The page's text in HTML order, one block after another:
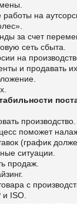
на
за счет
сеть сбыта.
на
и продавать
производство.
поможет
(график
ситуации.
продаж.
с
ISO.